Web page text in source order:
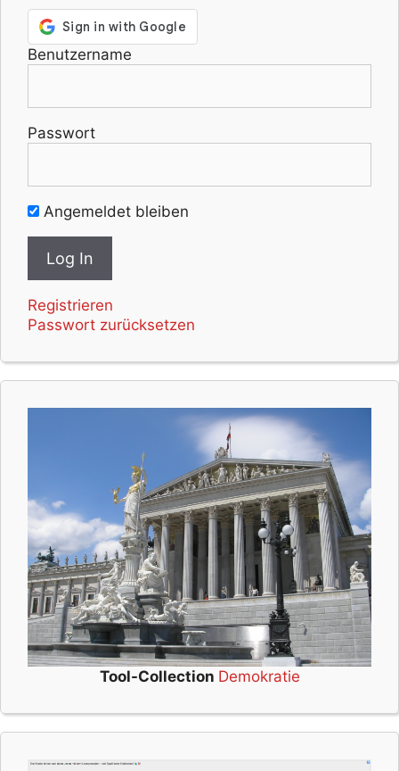
Benutzername
Passwort
Angemeldet bleiben
Registrieren
Passwort zurücksetzen
Tool-Collection Demokratie